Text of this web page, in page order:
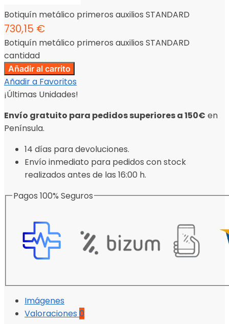
Botiquín metálico primeros auxilios STANDARD
730,15 €
Botiquín metálico primeros auxilios STANDARD
cantidad
Añadir al carrito
Añadir a Favoritos
¡Últimas Unidades!
Envío gratuito para pedidos superiores a 150€ en
Península.
14 días para devoluciones.
Envío inmediato para pedidos con stock
realizados antes de las 16:00 h.
Pagos 100% Seguros
Imágenes
Valoraciones 0